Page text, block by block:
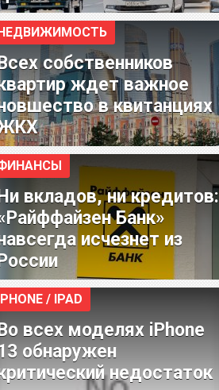
Всех собственников
ждет важное
в квитанциях
Ни вкладов, ни кредитов:
Банк»
исчезнет из
России
/ IPAD
Во всех моделях iPhone
обнаружен
недостаток